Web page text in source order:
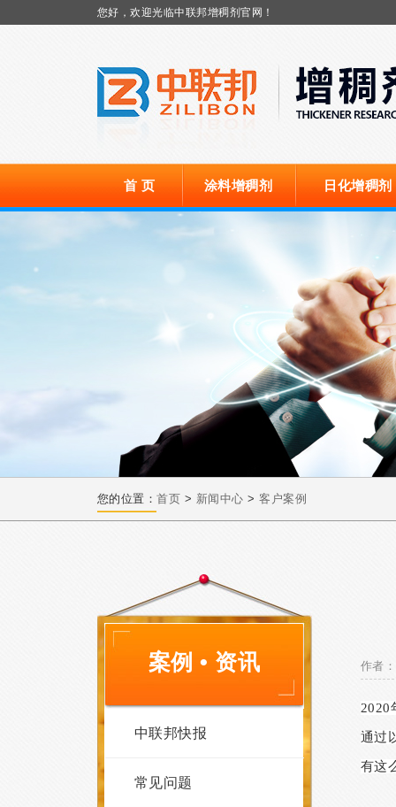
您好，欢迎光临中联邦增稠剂官网！
首 页 涂料增稠剂 日化增稠剂
您的位置： 首页 > 新闻中心 > 客户案例
案例 • 资讯
中联邦快报
常见问题
作者
2020
通过
有这